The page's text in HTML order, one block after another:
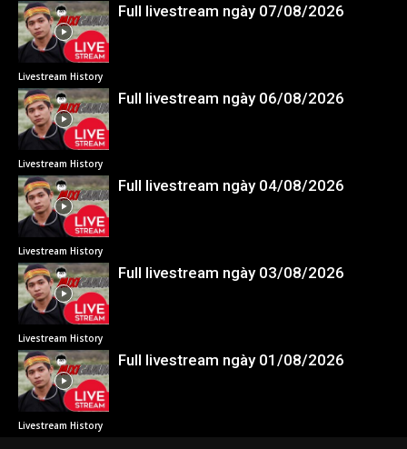
Livestream History
Full livestream ngày 07/08/2026
Livestream History
Full livestream ngày 06/08/2026
Livestream History
Full livestream ngày 04/08/2026
Livestream History
Full livestream ngày 03/08/2026
Livestream History
Full livestream ngày 01/08/2026